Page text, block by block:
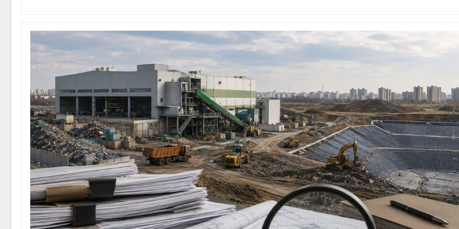
Минприроды
потребовало ускорить
строительство мусорных
объектов и уборку
контейнерных площадок
Панамский канал вновь
ограничивает загрузку
судов из-за дефицита
пресной воды
Авг 6, 2026
В китайской провинции
Шэньси из-за паводков
эвакуировали более 140
тыс. человек
Авг 6, 2026
МЕГА и ВкусВилл
Приток воды в
водохранилища Волги и
Камы в августе может
полтора раза
Авг 7, 2026
Евросоюз потребовал
увеличить вложения в
защиту природы на фоне
роста ущерба от пожаров
Авг 7, 2026
Дом из старых шин
может обходиться без
кондиционера и почти
без отопления
Авг 7, 2026
Авг 7, 2026
Геосинтетика
Авг 7, 2026
масштабном
из-за
пены
Авг 7, 2026
Названы
России по
года
Авг 7, 2026